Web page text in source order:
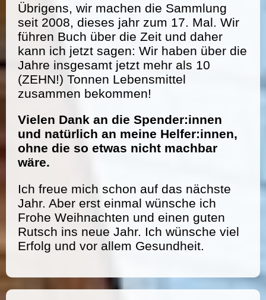
Übrigens, wir machen die Sammlung
seit 2008, dieses jahr zum 17. Mal. Wir
führen Buch über die Zeit und daher
kann ich jetzt sagen: Wir haben über die
Jahre insgesamt jetzt mehr als 10
(ZEHN!) Tonnen Lebensmittel
zusammen bekommen!
Vielen Dank an die Spender:innen
und natürlich an meine Helfer:innen,
ohne die so etwas nicht machbar
wäre.
Ich freue mich schon auf das nächste
Jahr. Aber erst einmal wünsche ich
Frohe Weihnachten und einen guten
Rutsch ins neue Jahr. Ich wünsche viel
Erfolg und vor allem Gesundheit.